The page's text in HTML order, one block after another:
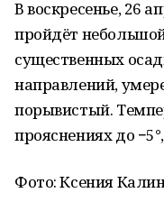
В воскресенье, 26
пройдёт
существенных
направлений,
порывистый.
прояснениях до
Фото: Ксения